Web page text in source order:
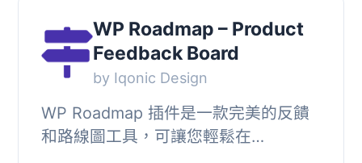
WP Roadmap – Product
Feedback Board
by Iqonic Design
WP Roadmap 插件是一款完美的反饋
和路線圖工具，可讓您輕鬆在